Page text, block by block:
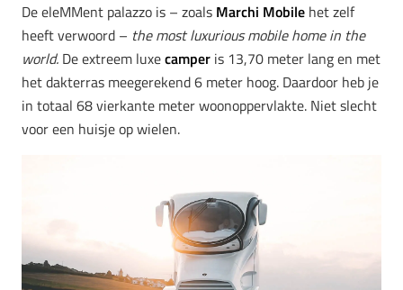
De eleMMent palazzo is – zoals Marchi Mobile het zelf
heeft verwoord – the most luxurious mobile home in the
world. De extreem luxecamper is 13,70 meter lang en met
het dakterras meegerekend 6 meter hoog. Daardoor heb je
in totaal 68 vierkante meter woonoppervlakte. Niet slecht
voor een huisje op wielen.